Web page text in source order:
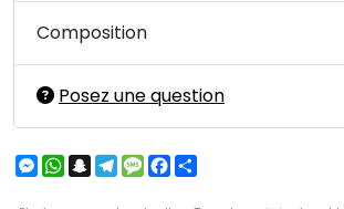
Composition
Posez une question
Messenger
WhatsApp
Snapchat
Telegram
MessageFacebook